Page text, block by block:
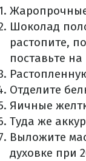
Шоколад
растопите,
поставьте
Отделите
Яичные
Туда же
Выложите
духовке при